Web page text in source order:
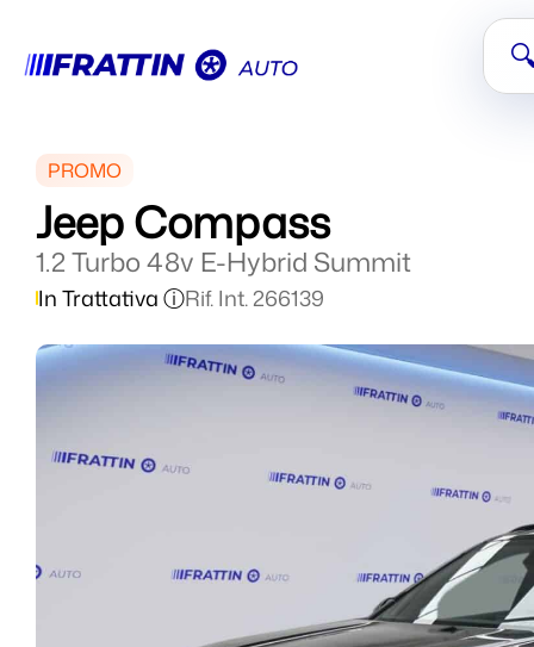
PROMO
Jeep Compass
1.2 Turbo 48v E-Hybrid Summit
In Trattativa ⓘRif. Int. 266139